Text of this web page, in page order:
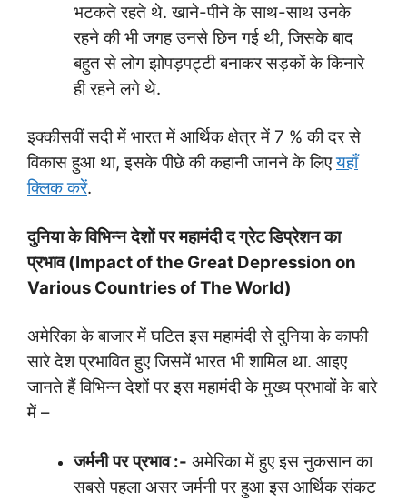
भटकते रहते थे. खाने-पीने के साथ-साथ उनके
रहने की भी जगह उनसे छिन गई थी, जिसके बाद
बहुत से लोग झोपड़पट्टी बनाकर सड़कों के किनारे
ही रहने लगे थे.
इक्कीसवीं सदी में भारत में आर्थिक क्षेत्र में 7 % की दर से
विकास हुआ था, इसके पीछे की कहानी जानने के लिएयहाँ
क्लिक करें.
दुनिया के विभिन्न देशों पर महामंदी द ग्रेट डिप्रेशन का
प्रभाव (Impact ofthe Great Depression on
Various Countries of The World)
अमेरिका के बाजार में घटित इस महामंदी से दुनिया के काफी
सारे देश प्रभावित हुए जिसमें भारत भी शामिल था. आइए
जानते हैं विभिन्न देशों पर इस महामंदी के मुख्य प्रभावों के बारे
में –
जर्मनी पर प्रभाव:- अमेरिका में हुए इस नुकसान का
सबसे पहला असर जर्मनी पर हुआ इस आर्थिक संकट